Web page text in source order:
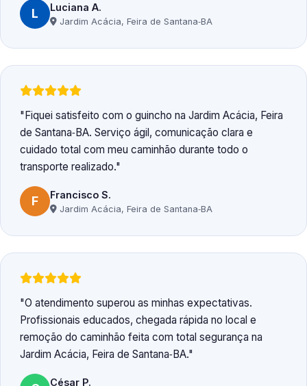
L Luciana A.
Jardim Acácia, Feira de Santana‑BA
Fiquei satisfeito com o guincho na Jardim Acácia, Feira
de Santana‑BA. Serviço ágil, comunicação clara e
cuidado total com meu caminhão durante todo o
transporte realizado.
F Francisco S.
Jardim Acácia, Feira de Santana‑BA
O atendimento superou as minhas expectativas.
Profissionais educados, chegada rápida no local e
remoção do caminhão feita com total segurança na
Jardim Acácia, Feira de Santana‑BA.
César P.